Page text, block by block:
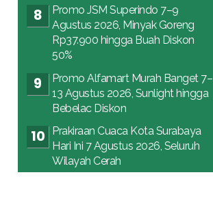
Promo JSM Superindo 7–9
Agustus 2026, Minyak Goreng
Rp37.900 hingga Buah Diskon
50%
Promo Alfamart Murah Banget 7–
13 Agustus 2026, Sunlight hingga
Bebelac Diskon
Prakiraan Cuaca Kota Surabaya
Hari Ini 7 Agustus 2026, Seluruh
Wilayah Cerah